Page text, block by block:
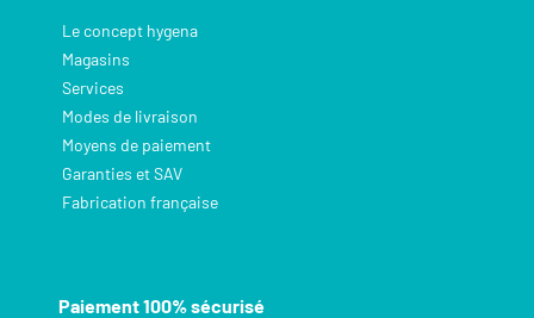
Le concept hygena
Magasins
Services
Modes de livraison
Moyens de paiement
Garanties et SAV
Fabrication française
Paiement 100% sécurisé